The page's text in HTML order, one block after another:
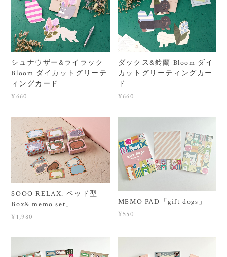
シュナウザー&ライラック
Bloom ダイカットグリーテ
ィングカード
¥660
ダックス&鈴蘭 Bloom ダイ
カットグリーティングカー
ド
¥660
SOOO RELAX. ベッド型
Box& memo set」
¥1,980
MEMO PAD「gift dogs」
¥550